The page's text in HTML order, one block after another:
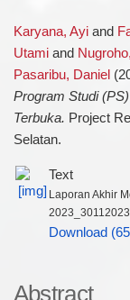
Karyana, Ayiand
Utamiand
Pasaribu, Daniel
Program Studi
Terbuka. Project
Selatan.
Text
Laporan Akhir
Download
Abstract